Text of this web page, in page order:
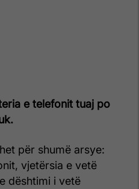
e telefonit tuaj po
për shumë arsye:
vjetërsia e vetë
dështimi i vetë